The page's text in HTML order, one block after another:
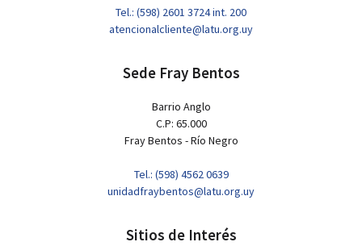
Tel.: (598) 2601 3724 int. 200
atencionalcliente@latu.org.uy
Sede Fray Bentos
Barrio Anglo
C.P: 65.000
Fray Bentos - Río Negro
Tel.: (598) 4562 0639
unidadfraybentos@latu.org.uy
Sitios de Interés